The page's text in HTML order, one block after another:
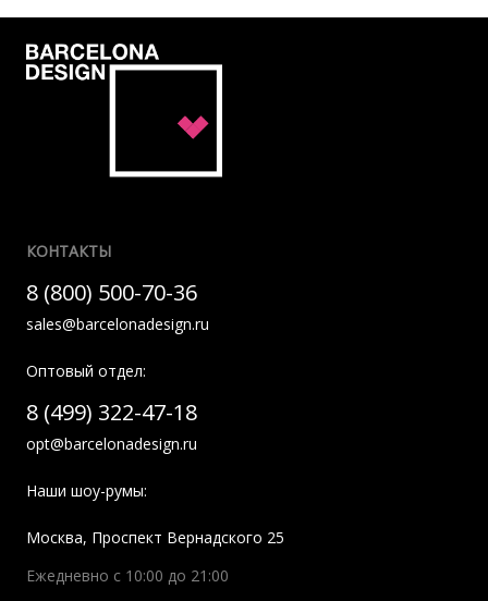
КОНТАКТЫ
8 (800) 500-70-36
sales@barcelonadesign.ru
Оптовый отдел:
8 (499) 322-47-18
opt@barcelonadesign.ru
Наши шоу-румы:
Москва, Проспект Вернадского 25
Ежедневно с 10:00 до 21:00